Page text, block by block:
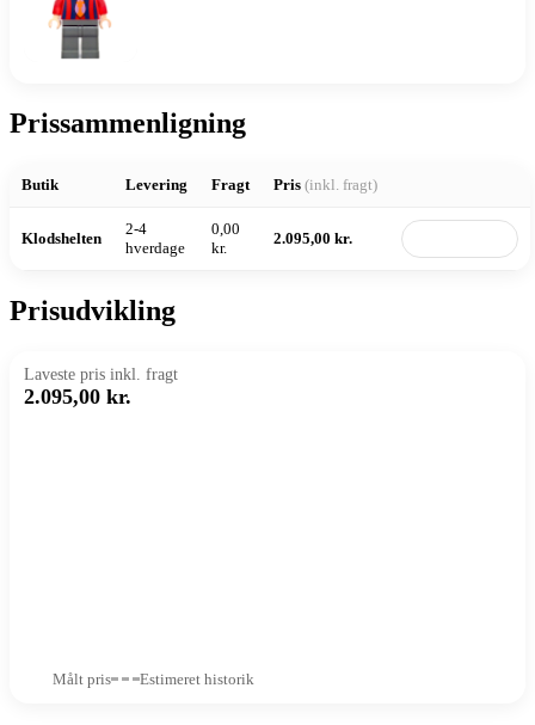
Prissammenligning
Butik Levering Fragt Pris (inkl. fragt)
Klodshelten
2-4
hverdage
0,00
kr.
2.095,00 kr.
Prisudvikling
Laveste pris inkl. fragt
2.095,00 kr.
Målt pris Estimeret historik